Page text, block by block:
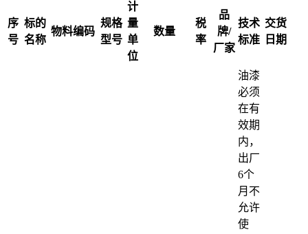
序
号
标的
名称
物料编码
规格
型号
计
量
单
位
数量
税
率
品
牌/
厂家
技术
标准
交货
日期
油漆
必须
在有
效期
内，
出厂
6个
月不
允许
使